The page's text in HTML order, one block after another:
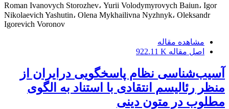
Roman Ivanovych Storozhev، Yurii Volodymyrovych Baiun، Igor
Nikolaevich Yashutin، Olena Mykhailivna Nyzhnyk، Oleksandr
Igorevich Voronov
مشاهده مقاله
اصل مقاله 922.11 K
آسیب‌شناسی نظام پاسخگویی درایران از
منظر رئالیسم‌ انتقادی با استناد به الگوی
مطلوب در متون دینی